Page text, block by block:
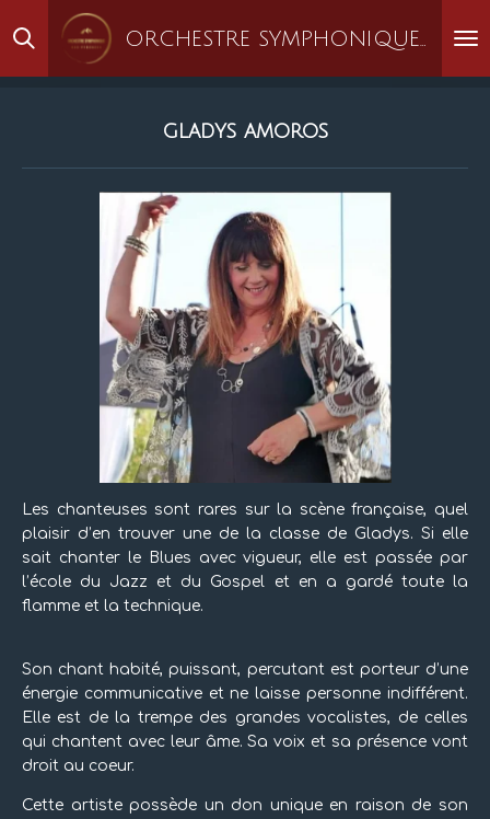
au
gladys amoros
Les chanteuses sont rares sur la scène française, quel
plaisir d’en trouver une de la classe de Gladys. Si elle
sait chanter le Blues avec vigueur, elle est passée par
l’école du Jazz et du Gospel et en a gardé toute la
flamme et la technique.
Son chant habité, puissant, percutant est porteur d’une
énergie communicative et ne laisse personne indifférent.
Elle est de la trempe des grandes vocalistes, de celles
qui chantent avec leur âme. Sa voix et sa présence vont
droit au coeur.
Cette artiste possède un don unique en raison de son